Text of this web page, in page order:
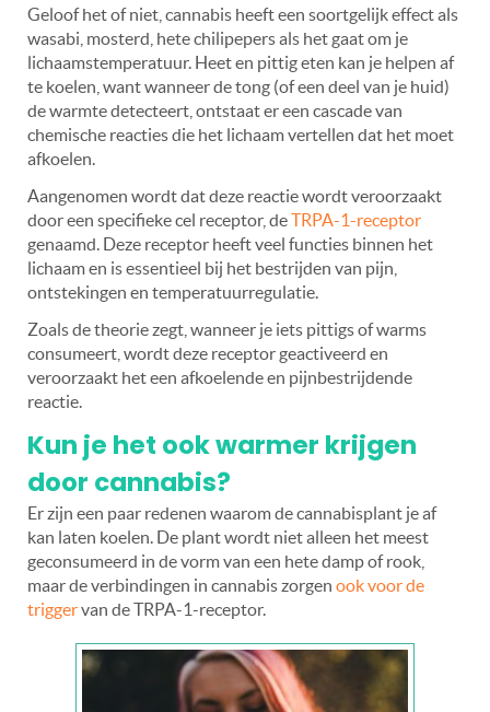
Geloof het of niet, cannabis heeft een soortgelijk effect als
wasabi, mosterd, hete chilipepers als het gaat om je
lichaamstemperatuur. Heet en pittig eten kan je helpen af
te koelen, want wanneer de tong (of een deel van je huid)
de warmte detecteert, ontstaat er een cascade van
chemische reacties die het lichaam vertellen dat het moet
afkoelen.
Aangenomen wordt dat deze reactie wordt veroorzaakt
door een specifieke cel receptor, deTRPA-1-receptor
genaamd. Deze receptor heeft veel functies binnen het
lichaam en is essentieel bij het bestrijden van pijn,
ontstekingen en temperatuurregulatie.
Zoals de theorie zegt, wanneer je iets pittigs of warms
consumeert, wordt deze receptor geactiveerd en
veroorzaakt het een afkoelende en pijnbestrijdende
reactie.
Kun je het ook warmer krijgen
door cannabis?
Er zijn een paar redenen waarom de cannabisplant je af
kan laten koelen. De plant wordt niet alleen het meest
geconsumeerd in de vorm van een hete damp of rook,
maar de verbindingen in cannabis zorgen ook voor de
triggervan de TRPA-1-receptor.